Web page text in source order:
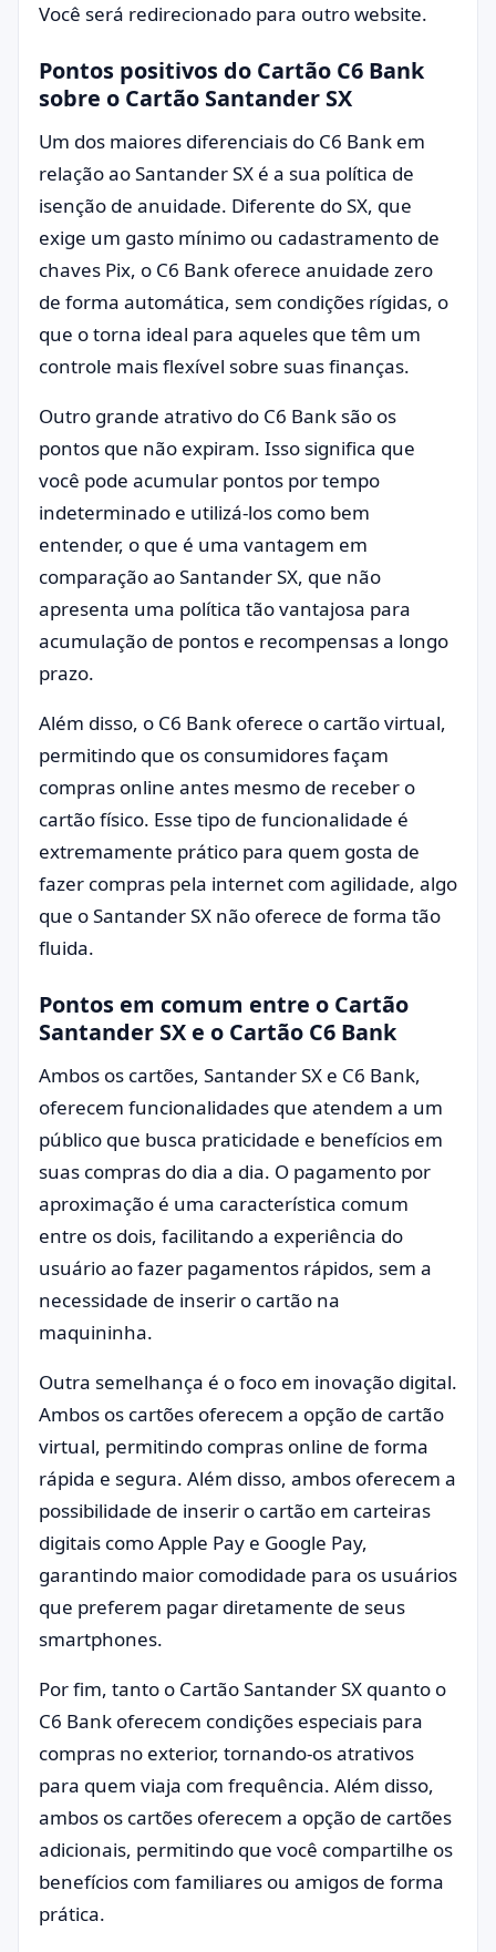
Você será redirecionado para outro website.
Pontos positivos do Cartão C6 Bank
sobre o Cartão Santander SX
Um dos maiores diferenciais do C6 Bank em
relação ao Santander SX é a sua política de
isenção de anuidade. Diferente do SX, que
exige um gasto mínimo ou cadastramento de
chaves Pix, o C6 Bank oferece anuidade zero
de forma automática, sem condições rígidas, o
que o torna ideal para aqueles que têm um
controle mais flexível sobre suas finanças.
Outro grande atrativo do C6 Bank são os
pontos que não expiram. Isso significa que
você pode acumular pontos por tempo
indeterminado e utilizá-los como bem
entender, o que é uma vantagem em
comparação ao Santander SX, que não
apresenta uma política tão vantajosa para
acumulação de pontos e recompensas a longo
prazo.
Além disso, o C6 Bank oferece o cartão virtual,
permitindo que os consumidores façam
compras online antes mesmo de receber o
cartão físico. Esse tipo de funcionalidade é
extremamente prático para quem gosta de
fazer compras pela internet com agilidade, algo
que o Santander SX não oferece de forma tão
fluida.
Pontos em comum entre o Cartão
Santander SX e o Cartão C6 Bank
Ambos os cartões, Santander SX e C6 Bank,
oferecem funcionalidades que atendem a um
público que busca praticidade e benefícios em
suas compras do dia a dia. O pagamento por
aproximação é uma característica comum
entre os dois, facilitando a experiência do
usuário ao fazer pagamentos rápidos, sem a
necessidade de inserir o cartão na
maquininha.
Outra semelhança é o foco em inovação digital.
Ambos os cartões oferecem a opção de cartão
virtual, permitindo compras online de forma
rápida e segura. Além disso, ambos oferecem a
possibilidade de inserir o cartão em carteiras
digitais como Apple Pay e Google Pay,
garantindo maior comodidade para os usuários
que preferem pagar diretamente de seus
smartphones.
Por fim, tanto o Cartão Santander SX quanto o
C6 Bank oferecem condições especiais para
compras no exterior, tornando-os atrativos
para quem viaja com frequência. Além disso,
ambos os cartões oferecem a opção de cartões
adicionais, permitindo que você compartilhe os
benefícios com familiares ou amigos de forma
prática.